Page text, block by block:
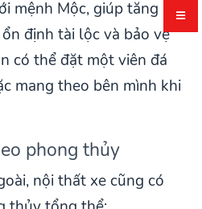
mệnh Mộc, giúp tăng
định tài lộc và bảo vệ
có thể đặt một viên đá
mang theo bên mình khi
phong thủy
nội thất xe cũng có